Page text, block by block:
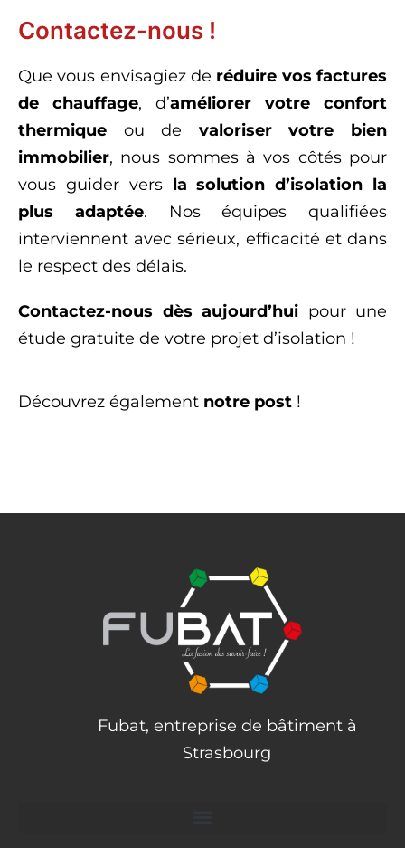
Contactez-nous !
Que vous envisagiez de réduire vos factures
de chauffage, d’améliorer votre confort
thermique ou de valoriser votre bien
immobilier, nous sommes à vos côtés pour
vous guider vers la solution d’isolation la
plus adaptée. Nos équipes qualifiées
interviennent avec sérieux, efficacité et dans
le respect des délais.
Contactez-nous dès aujourd’hui pour une
étude gratuite de votre projet d’isolation !
Découvrez également notre post !
Fubat, entreprise de bâtiment à
Strasbourg